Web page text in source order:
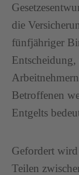
die
fünfjähriger
Entscheidung,
Betroffenen
Entgelts
Gefordert
Teilen